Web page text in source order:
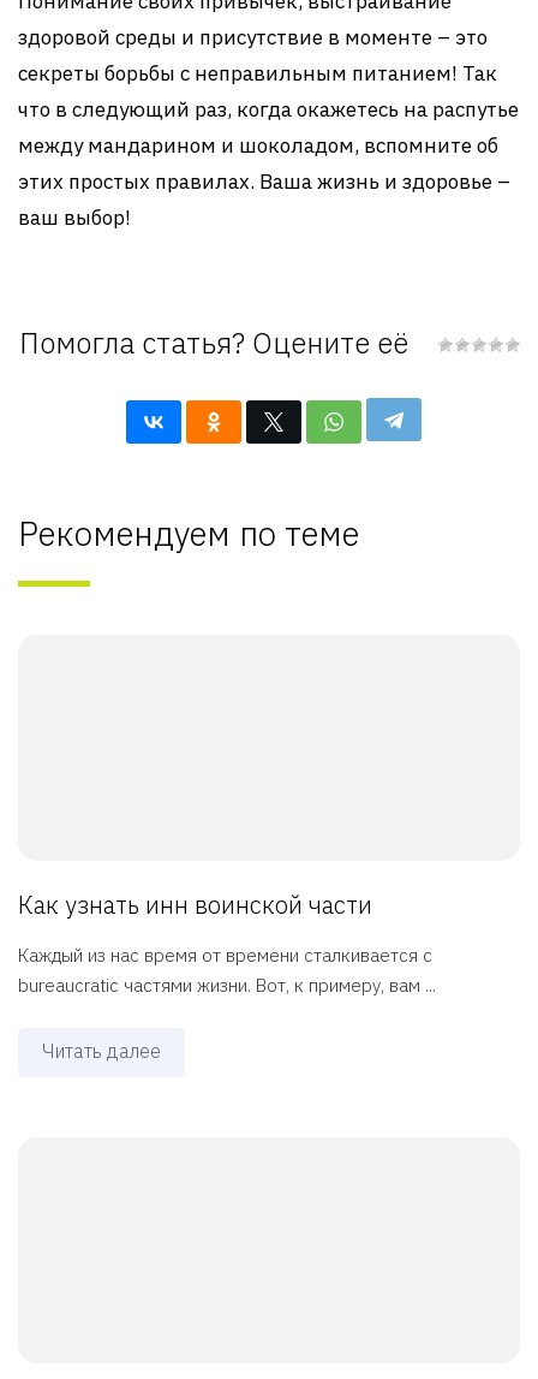
здоровой среды и присутствие в моменте – это
секреты борьбы с неправильным питанием! Так
что в следующий раз, когда окажетесь на распутье
между мандарином и шоколадом, вспомните об
этих простых правилах. Ваша жизнь и здоровье –
ваш выбор!
Помогла статья? Оцените её
Рекомендуем по теме
Как узнать инн воинской части
Каждый из нас время от времени сталкивается с
bureaucratic частями жизни. Вот, к примеру, вам ...
Читать далее